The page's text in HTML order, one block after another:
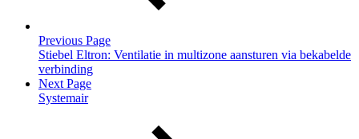
Previous Page
Stiebel Eltron: Ventilatie in multizone aansturen via bekabelde
verbinding
Next Page
Systemair